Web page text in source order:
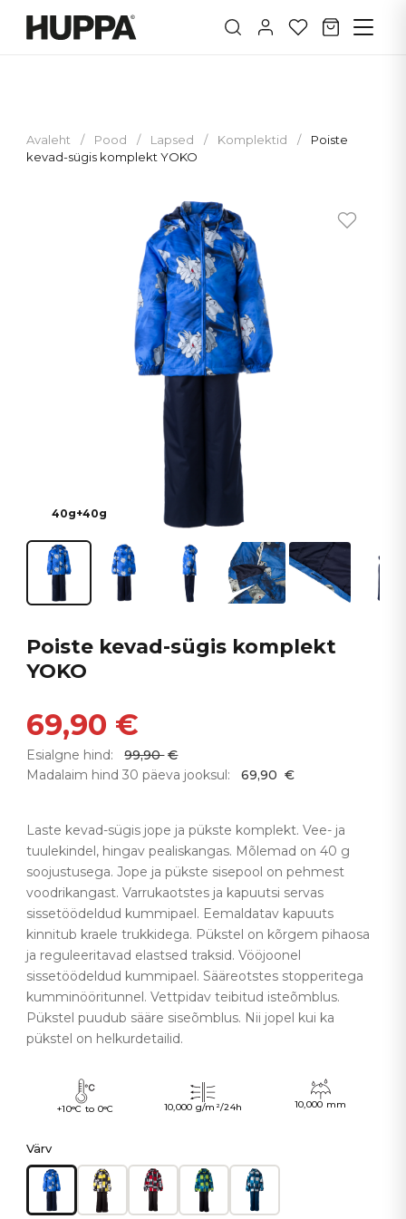
Avaleht / Pood / Lapsed / Komplektid /
Poiste
kevad-sügis komplekt YOKO
40g+40g
Poiste kevad-sügis komplekt
YOKO
69,90 €
Esialgne hind: 99,90 €
Madalaim hind 30 päeva jooksul:
69,90 €
Laste kevad-sügis jope ja pükste komplekt. Vee- ja
tuulekindel, hingav pealiskangas. Mõlemad on 40 g
soojustusega. Jope ja pükste sisepool on pehmest
voodrikangast. Varrukaotstes ja kapuutsi servas
sissetöödeldud kummipael. Eemaldatav kapuuts
kinnitub kraele trukkidega. Pükstel on kõrgem pihaosa
ja reguleeritavad elastsed traksid. Vööjoonel
sissetöödeldud kummipael. Sääreotstes stopperitega
kumminööritunnel. Vettpidav teibitud isteõmblus.
Pükstel puudub sääre siseõmblus. Nii jopel kui ka
pükstel on helkurdetailid.
+10°C to 0°C 10,000 g/m²/24h 10,000 mm
Värv